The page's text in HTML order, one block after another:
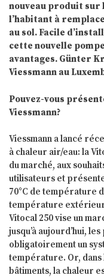
nouveau produit sur
l’habitant à
au sol. Facile
cette nouvelle
avantages. Günter
Viessmann au
Pouvez-vous
Viessmann?
Viessmann a lancé
à chaleur air/eau: la
du marché, aux
utilisateurs et
70°C de température
température
Vitocal 250 vise un
jusqu’à aujourd’hui,
obligatoirement un
température. Or, dans
bâtiments, la chaleur